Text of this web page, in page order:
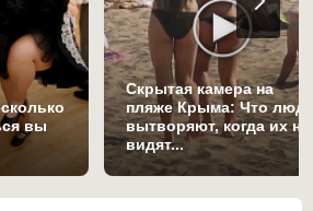
вы
Скрытая камера на
пляже Крыма: Что
вытворяют, когда их не
видят...